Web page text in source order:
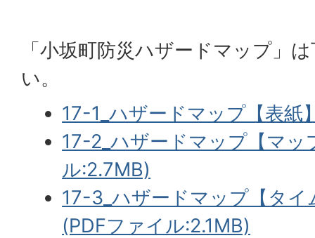
「小坂町防災ハザードマップ」
い。
17-1_ハザードマップ【表紙
17-2_ハザードマップ【マ
ル:2.7MB)
17-3_ハザードマップ【タ
(PDFファイル:2.1MB)